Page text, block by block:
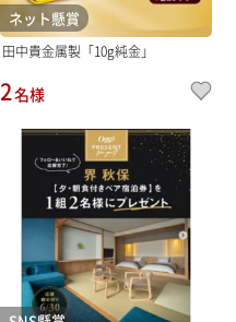
ネット懸賞
田中貴金属製「10g純金」
2名様